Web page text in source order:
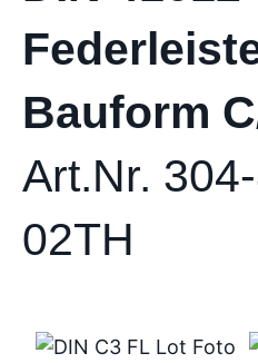
Bauform
Art.Nr.
02TH